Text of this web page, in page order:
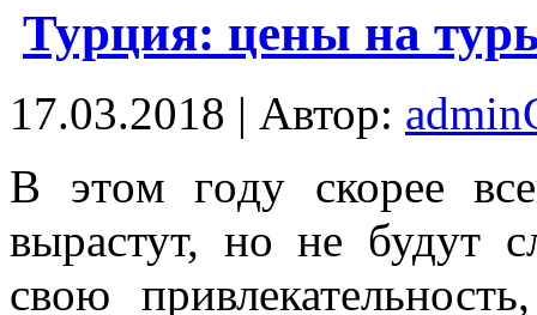
Турция: цены на
17.03.2018 | Автор:
В этoм гoду скорее
вырастут, но не будут
свою